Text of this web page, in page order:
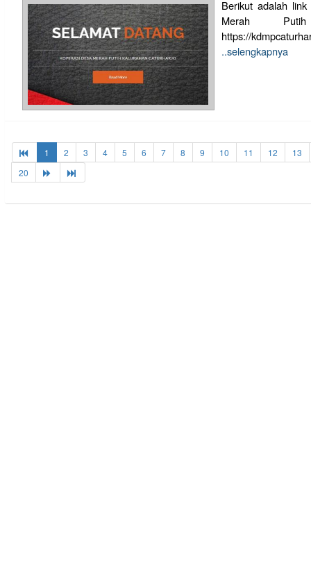
Berikut adalah
Merah
https://
..selengkapnya
1 2 3 4 5 6 7 8 9 10 11 12
13
20